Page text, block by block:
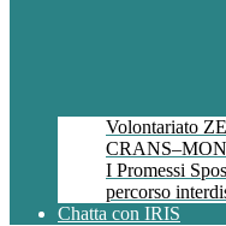
Volontariato
I Promessi
percorso
Chatta con IRIS